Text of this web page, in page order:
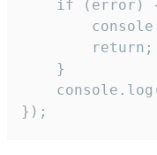
if (error)
        return;
    }
});